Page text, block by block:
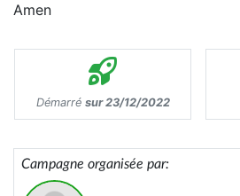
Amen
Démarré sur 23/12/2022
Campagne organisée par: